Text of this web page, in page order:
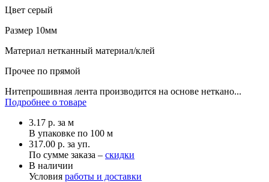
Цвет серый
Размер 10мм
Материал нетканный материал/клей
Прочее по прямой
Нитепрошивная лента производится на основе неткано...
Подробнее о товаре
3.17 р. за м
В упаковке по 100 м
317.00 р. за уп.
По сумме заказа – скидки
В наличии
Условия работы и доставки